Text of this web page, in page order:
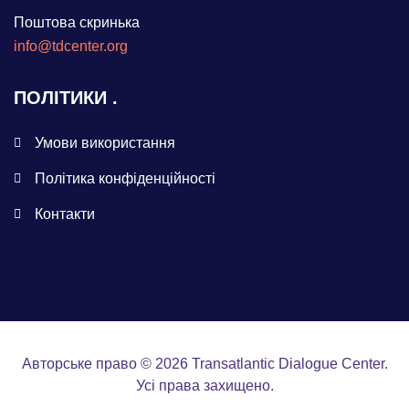
Поштова скринька
info@tdcenter.org
ПОЛІТИКИ
Умови використання
Політика конфіденційності
Контакти
Авторське право © 2026 Transatlantic Dialogue Center.
Усі права захищено.